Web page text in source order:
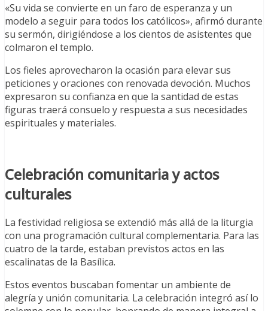
«Su vida se convierte en un faro de esperanza y un
modelo a seguir para todos los católicos», afirmó durante
su sermón, dirigiéndose a los cientos de asistentes que
colmaron el templo.
Los fieles aprovecharon la ocasión para elevar sus
peticiones y oraciones con renovada devoción. Muchos
expresaron su confianza en que la santidad de estas
figuras traerá consuelo y respuesta a sus necesidades
espirituales y materiales.
Celebración comunitaria y actos
culturales
La festividad religiosa se extendió más allá de la liturgia
con una programación cultural complementaria. Para las
cuatro de la tarde, estaban previstos actos en las
escalinatas de la Basílica.
Estos eventos buscaban fomentar un ambiente de
alegría y unión comunitaria. La celebración integró así lo